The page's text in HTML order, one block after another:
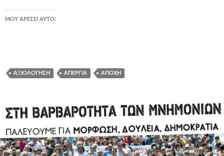
ΜΟΥ ΑΡΈΣΕΙ ΑΥΤΌ:
ΑΞΙΟΛΌΓΗΣΗ ΑΠΕΡΓΊΑ ΑΠΟΧΉ